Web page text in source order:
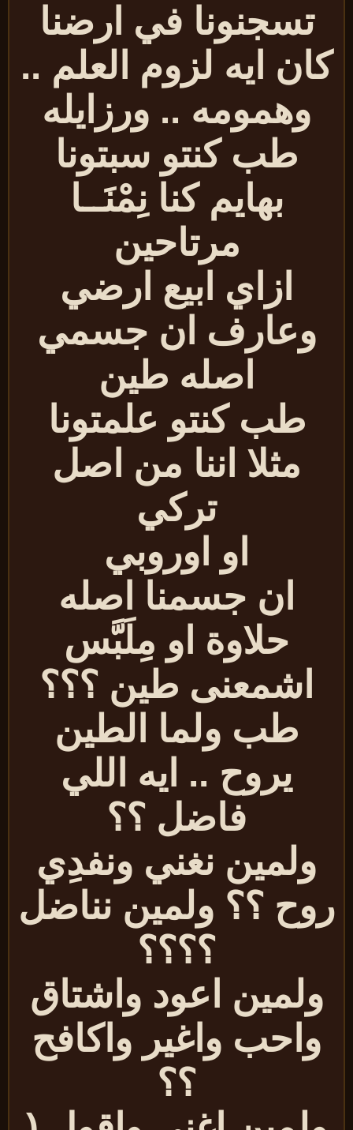
تسجنونا في ارضنا
ايه لزوم العلم ..
وهمومه .. ورزايله
طب كنتو سبتونا
بهايم كنا نِمْنَــا
مرتاحين
ازاي ابيع ارضي
وعارف ان جسمي
اصله طين
طب كنتو علمتونا
مثلا اننا من اصل
تركي
او اوروبي
ان جسمنا اصله
حلاوة او مِلَبَّس
اشمعنى طين ؟؟؟
طب ولما الطين
يروح .. ايه اللي
فاضل ؟؟
ولمين نغني ونفدِي
؟؟ ولمين نناضل
؟؟؟؟
ولمين اعود واشتاق
واحب واغير واكافح
؟؟